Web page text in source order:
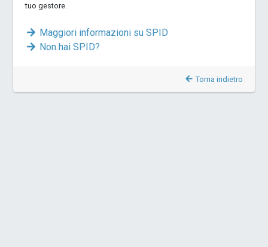
tuo gestore.
Maggiori informazioni su SPID
Non hai SPID?
Torna indietro